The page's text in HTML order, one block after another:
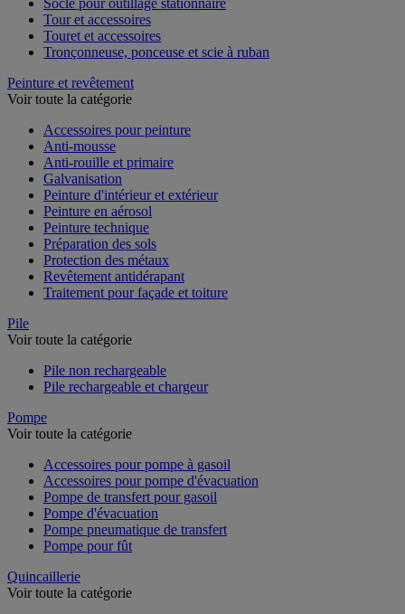
Tour et accessoires
Touret et accessoires
Tronçonneuse, ponceuse et scie à ruban
Peinture et revêtement
Voir toute la catégorie
Accessoires pour peinture
Anti-mousse
Anti-rouille et primaire
Galvanisation
Peinture d'intérieur et extérieur
Peinture en aérosol
Peinture technique
Préparation des sols
Protection des métaux
Revêtement antidérapant
Traitement pour façade et toiture
Pile
Voir toute la catégorie
Pile non rechargeable
Pile rechargeable et chargeur
Pompe
Voir toute la catégorie
Accessoires pour pompe à gasoil
Accessoires pour pompe d'évacuation
Pompe de transfert pour gasoil
Pompe d'évacuation
Pompe pneumatique de transfert
Pompe pour fût
Quincaillerie
Voir toute la catégorie